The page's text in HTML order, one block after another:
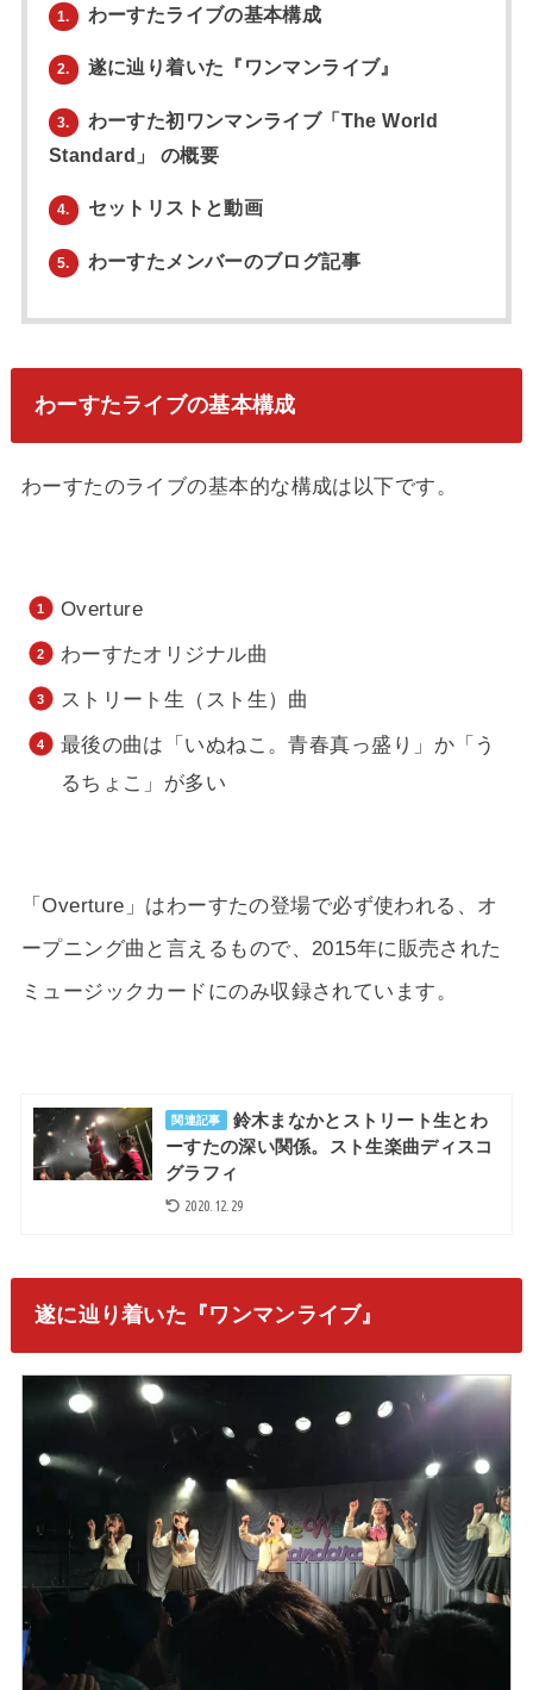
1. わーすたライブの基本構成
2. 遂に辿り着いた『ワンマンライブ』
3.
わーすた初ワンマンライブ「The World
Standard」 の概要
4. セットリストと動画
5. わーすたメンバーのブログ記事
わーすたライブの基本構成
わーすたのライブの基本的な構成は以下です。
Overture
わーすたオリジナル曲
ストリート生（スト生）曲
最後の曲は「いぬねこ。青春真っ盛り」か「う
るちょこ」が多い
「Overture」はわーすたの登場で必ず使われる、オ
ープニング曲と言えるもので、2015年に販売された
ミュージックカードにのみ収録されています。
関連記事
鈴木まなかとストリート生とわ
ーすたの深い関係。スト生楽曲ディスコ
グラフィ
2020.12.29
遂に辿り着いた『ワンマンライブ』